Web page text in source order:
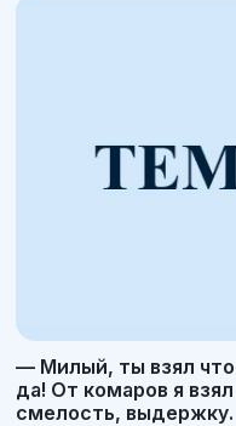
— Милый, ты взял
да! От комаров я
смелость, выдержку.